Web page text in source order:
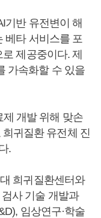
기반 유전변이 해
베타 서비스를 포
제공중이다. 제
가속화할 수 있을
개발 위해 맞손
귀질환 유전체 진
.
희귀질환센터와
사 기술 개발과
임상연구·학술